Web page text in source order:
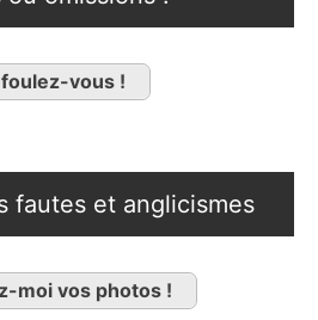
vous !
fautes et anglicismes
moi vos photos !